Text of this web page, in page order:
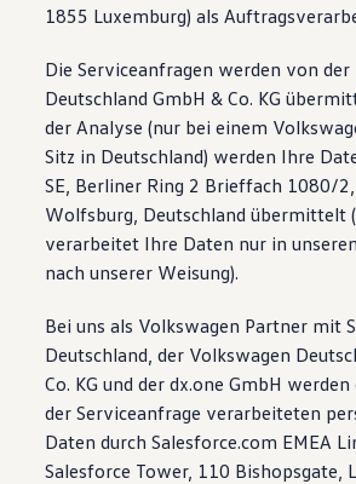
1855 Luxemburg) als
Die Serviceanfragen werden von der
Deutschland GmbH & Co. KG
der Analyse (nur bei einem
Sitz in Deutschland) werden Ihre
SE, Berliner Ring 2 Brieffach 1080/
Wolfsburg, Deutschland übermittelt
verarbeitet Ihre Daten nur in
nach unserer Weisung).
Bei uns als Volkswagen Partner mit
Deutschland, der Volkswagen
Co. KG und der dx.one GmbH
der Serviceanfrage verarbeiteten
Daten durch Salesforce.com EMEA
Salesforce Tower, 110 Bishopsgate,